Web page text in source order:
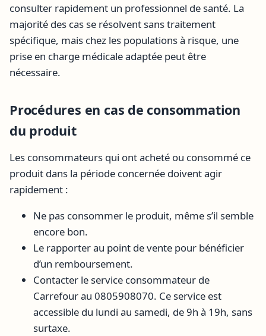
consulter rapidement un professionnel de santé. La
majorité des cas se résolvent sans traitement
spécifique, mais chez les populations à risque, une
prise en charge médicale adaptée peut être
nécessaire.
Procédures en cas de consommation
du produit
Les consommateurs qui ont acheté ou consommé ce
produit dans la période concernée doivent agir
rapidement :
Ne pas consommer le produit, même s’il semble
encore bon.
Le rapporter au point de vente pour bénéficier
d’un remboursement.
Contacter le service consommateur de
Carrefour au 0805908070. Ce service est
accessible du lundi au samedi, de 9h à 19h, sans
surtaxe.